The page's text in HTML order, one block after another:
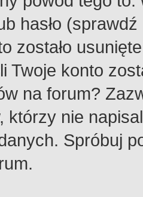
hasło
zostało
Twoje konto
na forum?
którzy nie
Spróbuj